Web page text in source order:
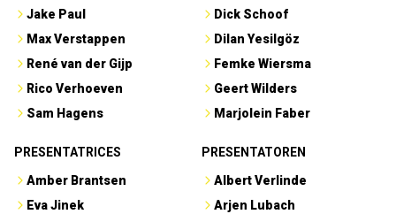
Jake Paul
Max Verstappen
René van der Gijp
Rico Verhoeven
Sam Hagens
Dick Schoof
Dilan Yesilgöz
Femke Wiersma
Geert Wilders
Marjolein Faber
PRESENTATRICES
Amber Brantsen
Eva Jinek
PRESENTATOREN
Albert Verlinde
Arjen Lubach